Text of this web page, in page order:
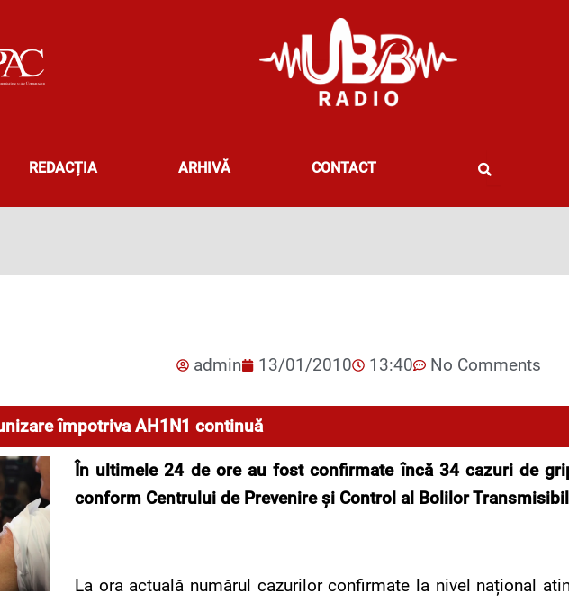
REDACȚIA ARHIVĂ CONTACT
admin 13/01/2010 13:40 No Comments
împotriva AH1N1 continuă
În ultimele24 de ore au fost confirmate încă 34 cazuri de
conform Centrului de Prevenire şi Control al Bolilor
La ora actuală numărul cazurilor confirmate la nivel național